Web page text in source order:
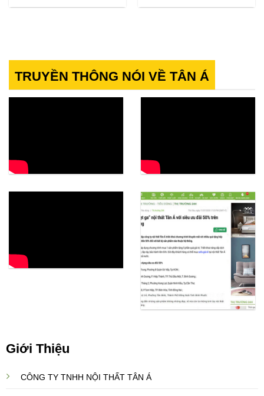
là:
tại
là:
tại
TRUYỀN THÔNG NÓI VỀ TÂN Á
Giới Thiệu
CÔNG TY TNHH NỘI THẤT TÂN Á